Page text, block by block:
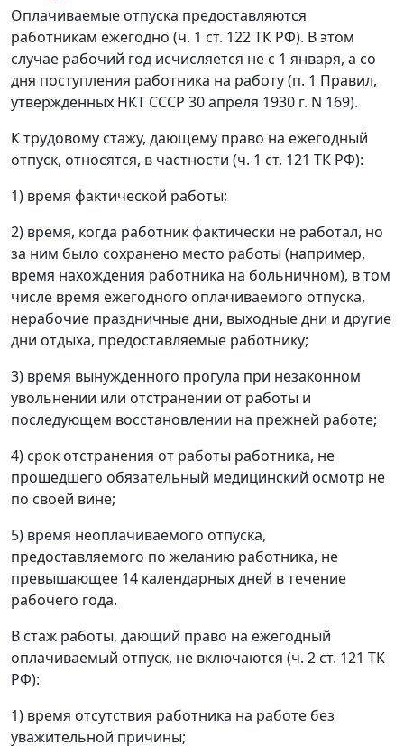
Оплачиваемые отпуска предоставляются
работникам ежегодно (ч. 1 ст. 122 ТК РФ). В этом
случае рабочий год исчисляется не с 1 января, а со
дня поступления работника на работу (п. 1 Правил,
утвержденных НКТ СССР 30 апреля 1930 г. N 169).
К трудовому стажу, дающему право на ежегодный
отпуск, относятся, в частности (ч. 1 ст. 121 ТК РФ):
1) время фактической работы;
2) время, когда работник фактически не работал, но
за ним было сохранено место работы (например,
время нахождения работника на больничном), в том
числе время ежегодного оплачиваемого отпуска,
нерабочие праздничные дни, выходные дни и другие
дни отдыха, предоставляемые работнику;
3) время вынужденного прогула при незаконном
увольнении или отстранении от работы и
последующем восстановлении на прежней работе;
4) срок отстранения от работы работника, не
прошедшего обязательный медицинский осмотр не
по своей вине;
5) время неоплачиваемого отпуска,
предоставляемого по желанию работника, не
превышающее 14 календарных дней в течение
рабочего года.
В стаж работы, дающий право на ежегодный
оплачиваемый отпуск, не включаются (ч. 2 ст. 121 ТК
РФ):
1) время отсутствия работника на работе без
уважительной причины;